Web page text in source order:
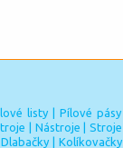
listy| Pílové pásy|
Nástroje Stroje
Dlabačky| Kolíkovačky|